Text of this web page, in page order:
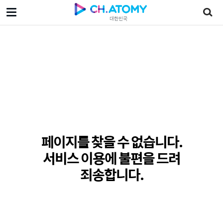
대한민국
페이지를 찾을 수 없습니다.
서비스 이용에 불편을 드려
죄송합니다.